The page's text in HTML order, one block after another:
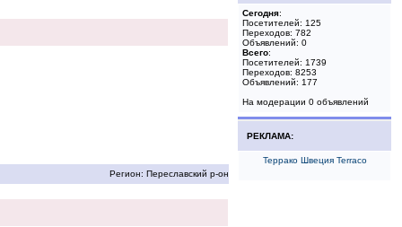
Регион: Переславский р-он
Сегодня:
Посетителей: 125
Переходов: 782
Объявлений: 0
Всего:
Посетителей: 1739
Переходов: 8253
Объявлений: 177
На модерации 0 объявлений
РЕКЛАМА:
Террако Швеция Terraco